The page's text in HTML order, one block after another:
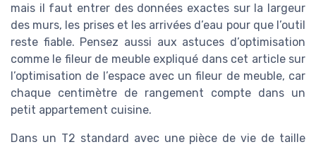
mais il faut entrer des données exactes sur la largeur
des murs, les prises et les arrivées d’eau pour que l’outil
reste fiable. Pensez aussi aux astuces d’optimisation
comme le fileur de meuble expliqué dans cet article sur
l’optimisation de l’espace avec un fileur de meuble, car
chaque centimètre de rangement compte dans un
petit appartement cuisine.
Dans un T2 standard avec une pièce de vie de taille